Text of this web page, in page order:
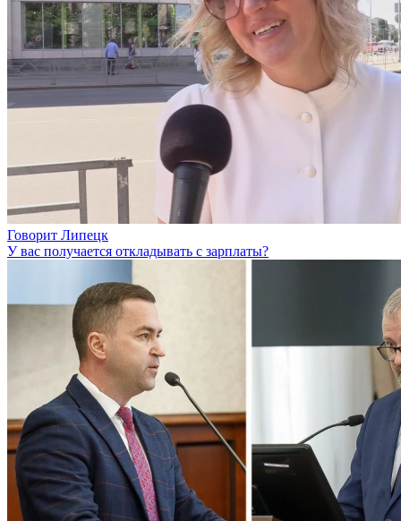
Говорит Липецк
У вас получается откладывать с зарплаты?